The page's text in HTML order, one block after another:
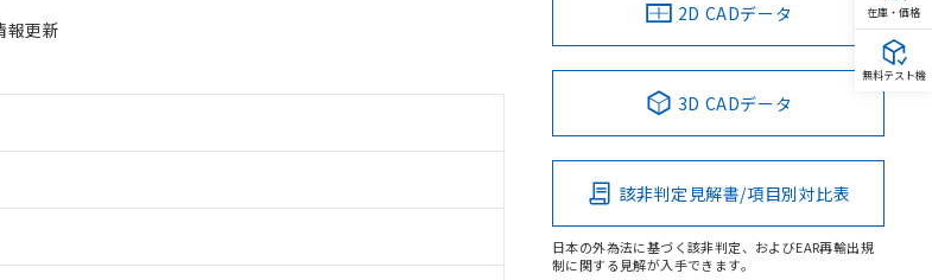
更新
2D CADデータ
3D CADデータ
該非判定見解書/項目別対比表
日本の外為法に基づく該非判定、およびEAR再輸出規
制に関する見解が入手できます。
在庫・価格
無料テスト機